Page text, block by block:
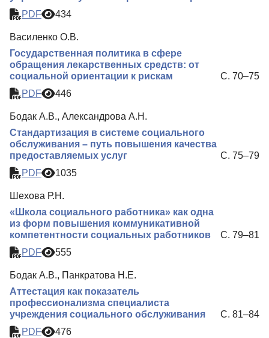
PDF
434
Василенко О.В.
Государственная политика в сфере
обращения лекарственных средств: от
социальной ориентации к рискам
С. 70–75
PDF
446
Бодак А.В., Александрова А.Н.
Стандартизация в системе социального
обслуживания – путь повышения качества
предоставляемых услуг
С. 75–79
PDF
1035
Шехова Р.Н.
«Школа социального работника» как одна
из форм повышения коммуникативной
компетентности социальных работников
С. 79–81
PDF
555
Бодак А.В., Панкратова Н.Е.
Аттестация как показатель
профессионализма специалиста
учреждения социального обслуживания
С. 81–84
PDF
476